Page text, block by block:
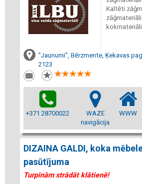
Kaltēti
kokmateriāli
"Jaunumi", Bērzmente, Ķekavas
2123
+371 28700022
WAZE
navigācija
WWW
DIZAINA GALDI, koka
pasūtījuma
Turpinām strādāt klātienē!